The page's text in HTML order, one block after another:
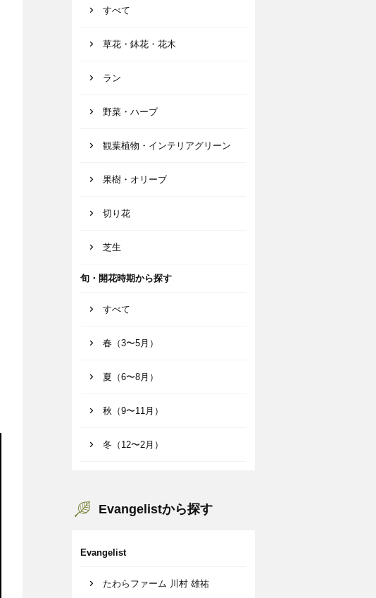
すべて
草花・鉢花・花木
ラン
野菜・ハーブ
観葉植物・インテリアグリーン
果樹・オリーブ
切り花
芝生
旬・開花時期から探す
すべて
春（3〜5月）
夏（6〜8月）
秋（9〜11月）
冬（12〜2月）
Evangelistから探す
Evangelist
たわらファーム 川村 雄祐